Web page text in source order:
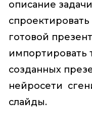
описание
готовой
импортировать
созданных
нейросети
слайды.